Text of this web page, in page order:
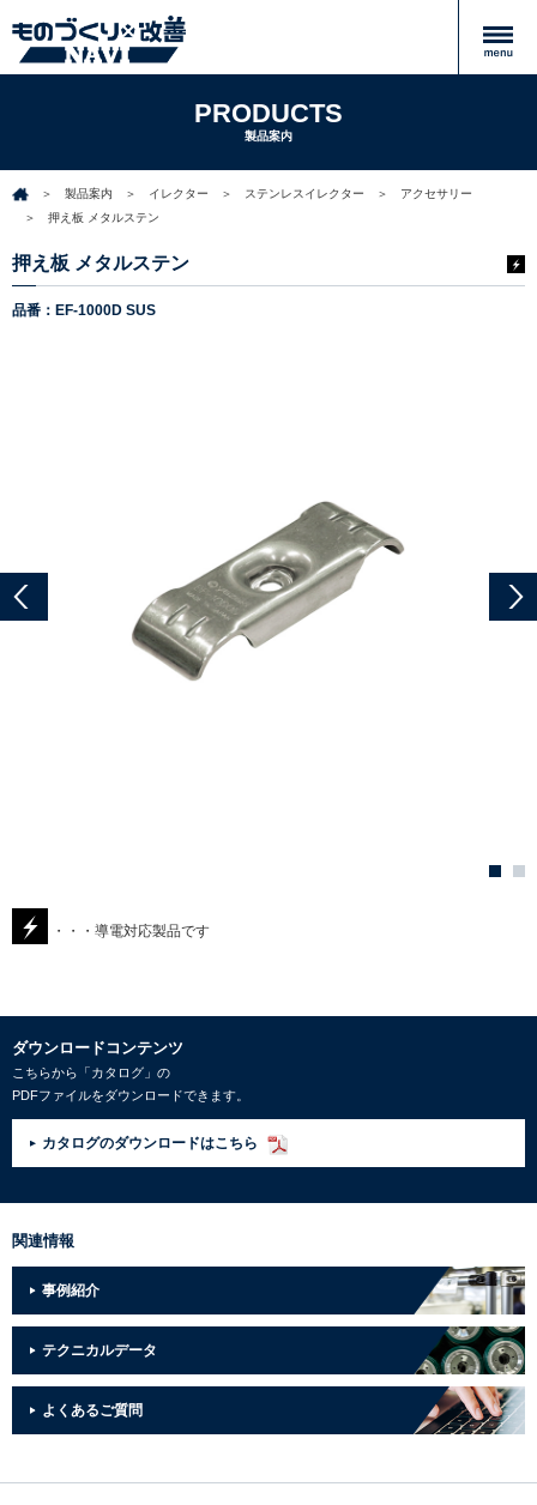
PRODUCTS
製品案内
製品案内 イレクター ステンレスイレクター
アクセサリー
押え板 メタルステン
押え板 メタルステン
品番：EF-1000D SUS
・・・導電対応製品です
ダウンロードコンテンツ
こちらから「カタログ」の
PDFファイルをダウンロードできます。
カタログのダウンロードはこちら
関連情報
事例紹介
テクニカルデータ
よくあるご質問